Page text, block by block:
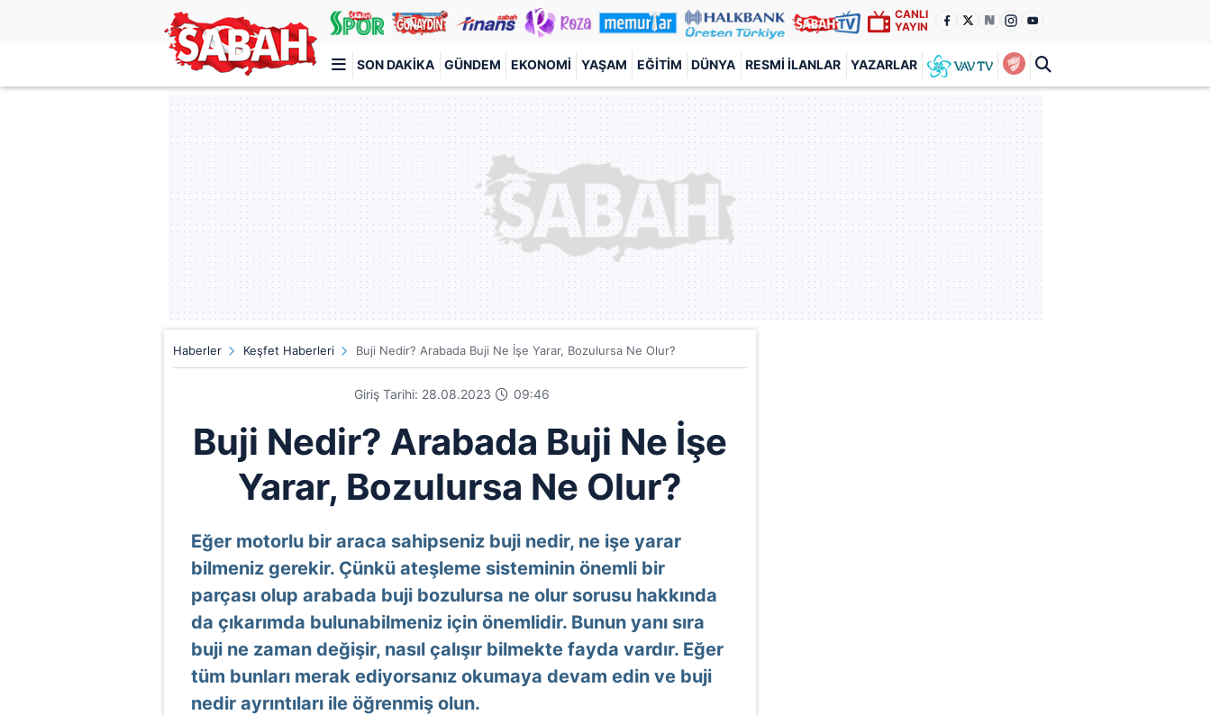
CANLI
YAYIN
SON DAKIKA GÜNDEM EKONOMI YAŞAM EĞITIM DÜNYA RESMI İLANLAR YAZARLAR
Türkiye'nin en iyi haber sitesi
Haberler Keşfet Haberleri Buji Nedir? Arabada Buji Ne İşe Yarar, Bozulursa Ne Olur?
Giriş Tarihi: 28.08.2023 09:46
Buji Nedir? Arabada Buji Ne İşe
Yarar, Bozulursa Ne Olur?
Eğer motorlu bir araca sahipseniz buji nedir, ne işe yarar
bilmeniz gerekir. Çünkü ateşleme sisteminin önemli bir
parçası olup arabada buji bozulursa ne olur sorusu hakkında
da çıkarımda bulunabilmeniz için önemlidir. Bunun yanı sıra
buji ne zaman değişir, nasıl çalışır bilmekte fayda vardır. Eğer
tüm bunları merak ediyorsanız okumaya devam edin ve buji
nedir ayrıntıları ile öğrenmiş olun.